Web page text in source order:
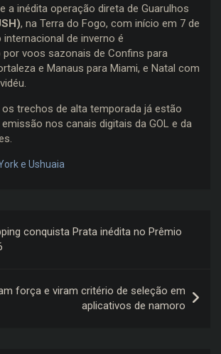
a inédita operação direta de Guarulhos
, na Terra do Fogo, com início em 7 de
de inverno é
voos sazonais de Confins para
e Manaus para Miami, e Natal com
os trechos de alta temporada já estão
nos canais digitais da GOL e da
e Ushuaia
conquista Prata inédita no Prêmio
força e viram critério de seleção em
aplicativos de namoro